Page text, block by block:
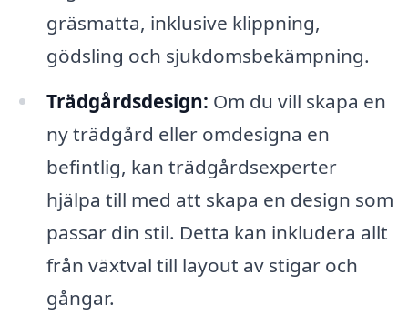
gräsmatta, inklusive klippning,
gödsling och sjukdomsbekämpning.
Trädgårdsdesign: Om du vill skapa en
ny trädgård eller omdesigna en
befintlig, kan trädgårdsexperter
hjälpa till med att skapa en design som
passar din stil. Detta kan inkludera allt
från växtval till layout av stigar och
gångar.